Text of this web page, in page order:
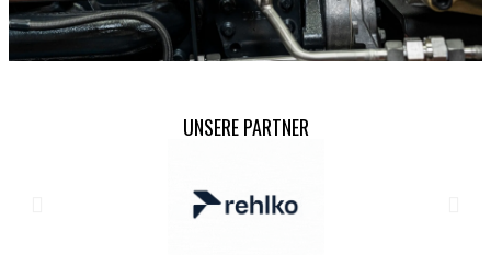
JEDEN (SONDER)FALL.
UNSERE PARTNER